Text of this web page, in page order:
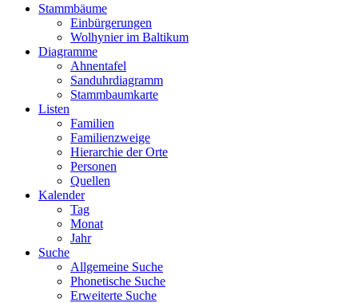
Stammbäume
Einbürgerungen
Wolhynier im Baltikum
Diagramme
Ahnentafel
Sanduhrdiagramm
Stammbaumkarte
Listen
Familien
Familienzweige
Hierarchie der Orte
Personen
Quellen
Kalender
Tag
Monat
Jahr
Suche
Allgemeine Suche
Phonetische Suche
Erweiterte Suche